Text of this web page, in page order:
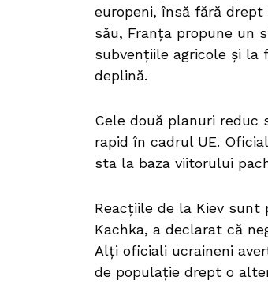
europeni, însă fără
său, Franța propune un
subvențiile agricole și la
deplină.
Cele două planuri
rapid în cadrul UE.
sta la baza viitorului
Reacțiile de la Kiev sunt
Kachka, a declarat că
Alți oficiali ucraineni
de populație drept o